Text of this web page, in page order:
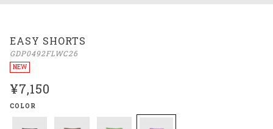
EASY SHORTS
GDP0492FLWC26
NEW
¥7,150
COLOR